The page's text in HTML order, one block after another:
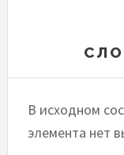
В исходном
элемента нет